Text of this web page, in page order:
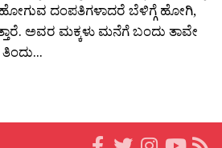
ಹೋಗುವ ದಂಪತಿಗಳಾದರೆ ಬೆಳಿಗ್ಗೆ ಹೋಗಿ,
ಅವರ ಮಕ್ಕಳು ಮನೆಗೆ ಬಂದು ತಾವೇ